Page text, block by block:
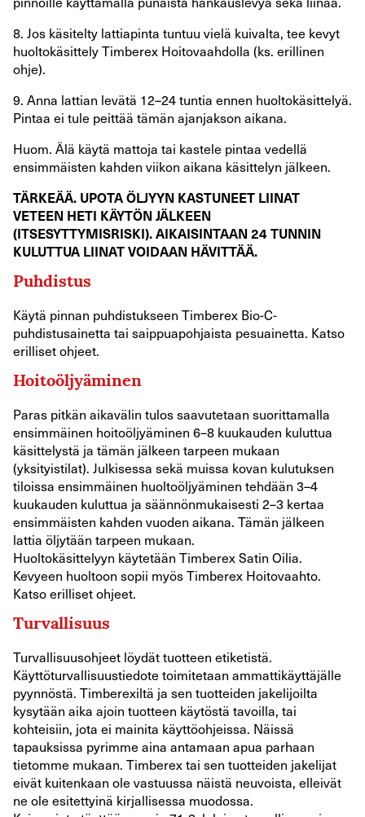
8. Jos käsitelty lattiapinta tuntuu vielä kuivalta, tee kevyt
huoltokäsittely Timberex Hoitovaahdolla (ks. erillinen
ohje).
9. Anna lattian levätä 12–24 tuntia ennen huoltokäsittelyä.
Pintaa ei tule peittää tämän ajanjakson aikana.
Huom. Älä käytä mattoja tai kastele pintaa vedellä
ensimmäisten kahden viikon aikana käsittelyn jälkeen.
TÄRKEÄÄ. UPOTA ÖLJYYN KASTUNEET LIINAT
VETEEN HETI KÄYTÖN JÄLKEEN
(ITSESYTTYMISRISKI). AIKAISINTAAN 24 TUNNIN
KULUTTUA LIINAT VOIDAAN HÄVITTÄÄ.
Puhdistus
Käytä pinnan puhdistukseen Timberex Bio-C-
puhdistusainetta tai saippuapohjaista pesuainetta. Katso
erilliset ohjeet.
Hoitoöljyäminen
Paras pitkän aikavälin tulos saavutetaan suorittamalla
ensimmäinen hoitoöljyäminen 6–8 kuukauden kuluttua
käsittelystä ja tämän jälkeen tarpeen mukaan
(yksityistilat). Julkisessa sekä muissa kovan kulutuksen
tiloissa ensimmäinen huoltoöljyäminen tehdään 3–4
kuukauden kuluttua ja säännönmukaisesti 2–3 kertaa
ensimmäisten kahden vuoden aikana. Tämän jälkeen
lattia öljytään tarpeen mukaan.
Huoltokäsittelyyn käytetään Timberex Satin Oilia.
Kevyeen huoltoon sopii myös Timberex Hoitovaahto.
Katso erilliset ohjeet.
Turvallisuus
Turvallisuusohjeet löydät tuotteen etiketistä.
Käyttöturvallisuustiedote toimitetaan ammattikäyttäjälle
pyynnöstä. Timberexiltä ja sen tuotteiden jakelijoilta
kysytään aika ajoin tuotteen käytöstä tavoilla, tai
kohteisiin, jota ei mainita käyttöohjeissa. Näissä
tapauksissa pyrimme aina antamaan apua parhaan
tietomme mukaan. Timberex tai sen tuotteiden jakelijat
eivät kuitenkaan ole vastuussa näistä neuvoista, elleivät
ne ole esitettyinä kirjallisessa muodossa.